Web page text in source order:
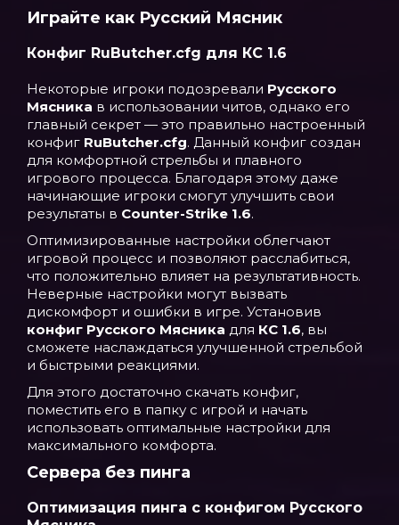
Играйте как Русский Мясник
Конфиг RuButcher.cfg для КС 1.6
Некоторые игроки подозревали Русского
Мясника в использовании читов, однако его
главный секрет — это правильно настроенный
конфиг RuButcher.cfg. Данный конфиг создан
для комфортной стрельбы и плавного
игрового процесса. Благодаря этому даже
начинающие игроки смогут улучшить свои
результаты в Counter-Strike 1.6.
Оптимизированные настройки облегчают
игровой процесс и позволяют расслабиться,
что положительно влияет на результативность.
Неверные настройки могут вызвать
дискомфорт и ошибки в игре. Установив
конфиг Русского Мясника для КС 1.6, вы
сможете наслаждаться улучшенной стрельбой
и быстрыми реакциями.
Для этого достаточно скачать конфиг,
поместить его в папку с игрой и начать
использовать оптимальные настройки для
максимального комфорта.
Сервера без пинга
Оптимизация пинга с конфигом Русского